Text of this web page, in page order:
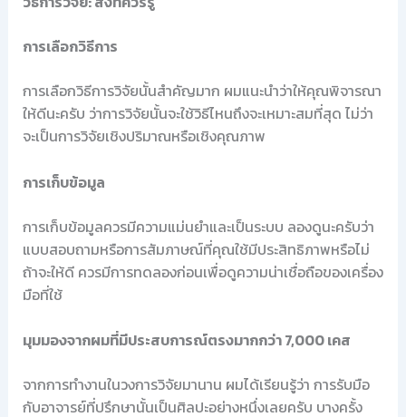
การเลือกวิธีการ
การเลือกวิธีการวิจัยนั้นสำคัญมาก ผมแนะนำว่าให้คุณพิจารณา
ให้ดีนะครับ ว่าการวิจัยนั้นจะใช้วิธีไหนถึงจะเหมาะสมที่สุด ไม่ว่า
จะเป็นการวิจัยเชิงปริมาณหรือเชิงคุณภาพ
การเก็บข้อมูล
การเก็บข้อมูลควรมีความแม่นยำและเป็นระบบ ลองดูนะครับว่า
แบบสอบถามหรือการสัมภาษณ์ที่คุณใช้มีประสิทธิภาพหรือไม่
ถ้าจะให้ดี ควรมีการทดลองก่อนเพื่อดูความน่าเชื่อถือของเครื่อง
มือที่ใช้
มุมมองจากผมที่มีประสบการณ์ตรงมากกว่า 7,000 เคส
จากการทำงานในวงการวิจัยมานาน ผมได้เรียนรู้ว่า การรับมือ
กับอาจารย์ที่ปรึกษานั้นเป็นศิลปะอย่างหนึ่งเลยครับ บางครั้ง